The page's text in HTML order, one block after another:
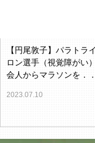
【円尾敦子】パラトラ
ロン選手（視覚障がい
会人からマラソンを．
2023.07.10